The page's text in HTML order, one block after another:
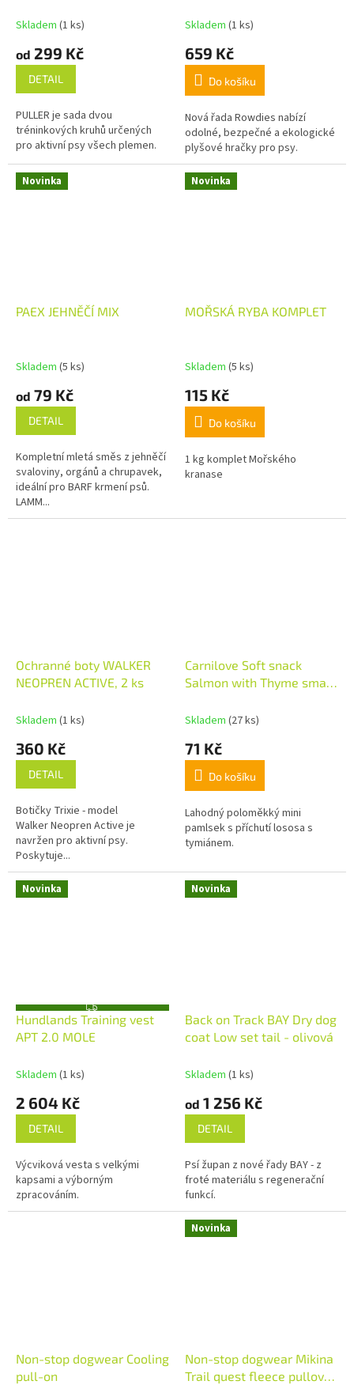
Skladem (1 ks)
od 299 Kč
DETAIL
PULLER je sada dvou
tréninkových kruhů určených
pro aktivní psy všech plemen.
Skladem (1 ks)
659 Kč
Do košíku
Nová řada Rowdies nabízí
odolné, bezpečné a ekologické
plyšové hračky pro psy.
Novinka
PAEX JEHNĚČÍ MIX
Skladem (5 ks)
od 79 Kč
DETAIL
Kompletní mletá směs z jehněčí
svaloviny, orgánů a chrupavek,
ideální pro BARF krmení psů.
LAMM...
Novinka
MOŘSKÁ RYBA KOMPLET
Skladem (5 ks)
115 Kč
Do košíku
1 kg komplet Mořského
kranase
Ochranné boty WALKER
NEOPREN ACTIVE, 2 ks
Skladem (1 ks)
360 Kč
DETAIL
Botičky Trixie - model
Walker Neopren Active je
navržen pro aktivní psy.
Poskytuje...
Carnilove Soft snack
Salmon with Thyme small
Skladem (27 ks)
71 Kč
Do košíku
Lahodný poloměkký mini
pamlsek s příchutí lososa s
tymiánem.
Novinka
Z
D
Hundlands Training vest
APT 2.0 MOLE
Skladem (1 ks)
2 604 Kč
DETAIL
Výcviková vesta s velkými
kapsami a výborným
zpracováním.
Novinka
Back on Track BAY Dry dog
coat Low set tail - olivová
Skladem (1 ks)
od 1 256 Kč
DETAIL
Psí župan z nové řady BAY - z
froté materiálu s regenerační
funkcí.
Non-stop dogwear Cooling
pull-on
Novinka
Non-stop dogwear Mikina
Trail quest fleece pullover